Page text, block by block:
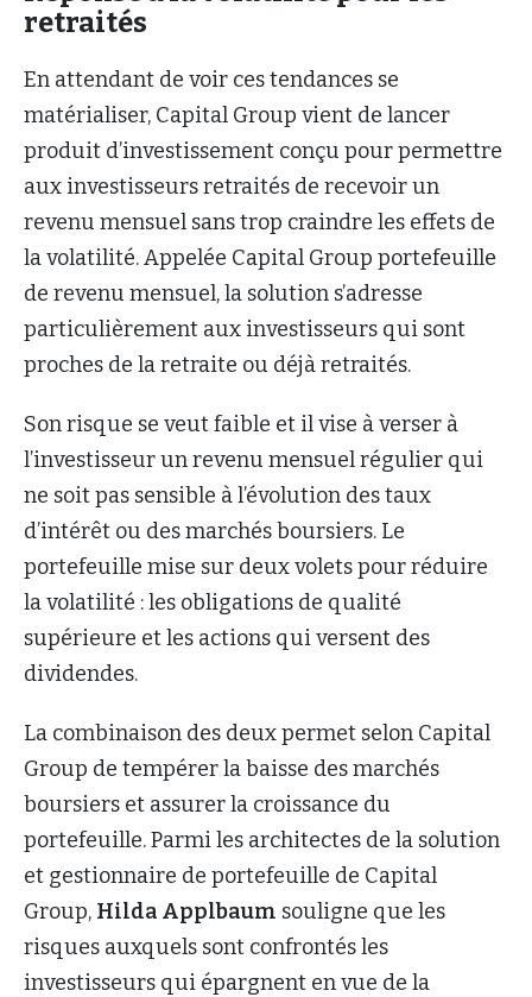
retraités
En attendant de voir ces tendances se
matérialiser, Capital Group vient de lancer
produit d’investissement conçu pour permettre
aux investisseurs retraités de recevoir un
revenu mensuel sans trop craindre les effets de
la volatilité. Appelée Capital Group portefeuille
de revenu mensuel, la solution s’adresse
particulièrement aux investisseurs qui sont
proches de la retraite ou déjà retraités.
Son risque se veut faible et il vise à verser à
l’investisseur un revenu mensuel régulier qui
ne soit pas sensible à l’évolution des taux
d’intérêt ou des marchés boursiers. Le
portefeuille mise sur deux volets pour réduire
la volatilité : les obligations de qualité
supérieure et les actions qui versent des
dividendes.
La combinaison des deux permet selon Capital
Group de tempérer la baisse des marchés
boursiers et assurer la croissance du
portefeuille. Parmi les architectes de la solution
et gestionnaire de portefeuille de Capital
Group, Hilda Applbaum souligne que les
risques auxquels sont confrontés les
investisseurs qui épargnent en vue de la